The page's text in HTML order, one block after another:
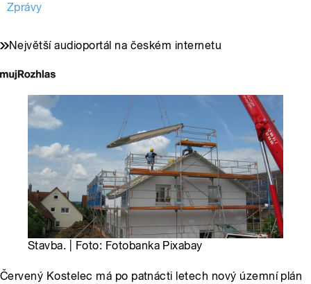
Zprávy
Největší audioportál na českém internetu
Stavba. | Foto: Fotobanka Pixabay
Červený Kostelec má po patnácti letech nový územní plán